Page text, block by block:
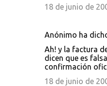
18 de junio de
Anónimo ha
Ah! y la factura
dicen que es
confirmación
18 de junio de